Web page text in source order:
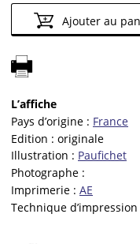
Ajouter au
L’affiche
Pays d’origine : France
Edition : originale
Illustration : Paufichet
Photographe :
Imprimerie : AE
Technique d’impression